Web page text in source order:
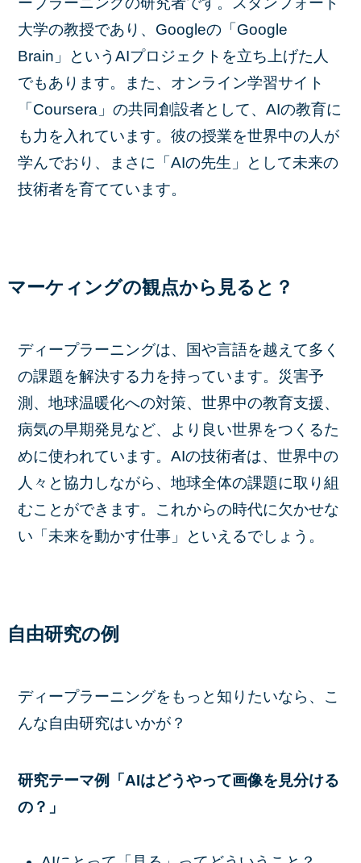
大学の教授であり、Googleの「Google
Brain」というAIプロジェクトを立ち上げた人
でもあります。また、オンライン学習サイト
「Coursera」の共同創設者として、AIの教育に
も力を入れています。彼の授業を世界中の人が
学んでおり、まさに「AIの先生」として未来の
技術者を育てています。
マーケィングの観点から見ると？
ディープラーニングは、国や言語を越えて多く
の課題を解決する力を持っています。災害予
測、地球温暖化への対策、世界中の教育支援、
病気の早期発見など、より良い世界をつくるた
めに使われています。AIの技術者は、世界中の
人々と協力しながら、地球全体の課題に取り組
むことができます。これからの時代に欠かせな
い「未来を動かす仕事」といえるでしょう。
自由研究の例
ディープラーニングをもっと知りたいなら、こ
んな自由研究はいかが？
研究テーマ例「AIはどうやって画像を見分ける
の？」